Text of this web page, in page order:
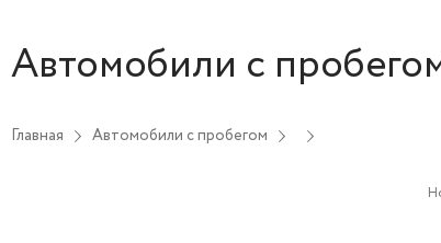
Автомобили с
Главная Автомобили с пробегом